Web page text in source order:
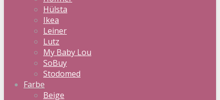
Hülsta
Ikea
Leiner
Lutz
My Baby Lou
SoBuy
Stodomed
Farbe
Beige